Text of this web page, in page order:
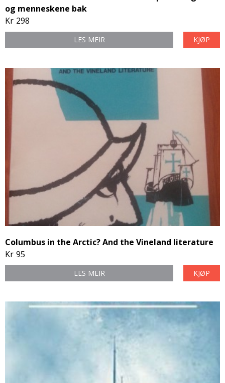
og menneskene bak
Kr 298
LES MEIR KJØP
Columbus in the Arctic? And the Vineland literature
Kr 95
LES MEIR KJØP